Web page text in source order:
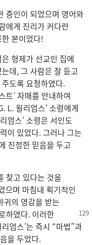
증인이 되었으며 영어와
에게 진리가 커다란
본이었다!
형제가 선교인 집에
데, 그 사람은 잘 듣고
도록 요청하였다.
트’ 자매를 안내하여
L. 윌리엄스’ 소령에게
엄스’ 소령은 서인도
이 있었다. 그러나 그는
진정한 믿음을 두고
찾고 있다는 것을
으며 마침내 획기적인
귀의 영감을 받는
하였다. 이러한
엄스’는 즉시 “마법”과
을 두었다.